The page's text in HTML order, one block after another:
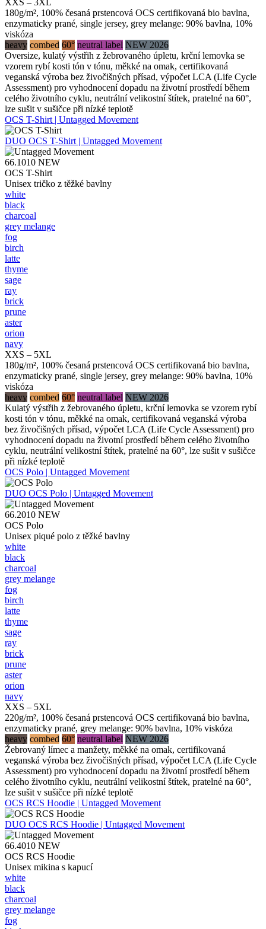
XXS – 3XL
180g/m², 100% česaná prstencová OCS certifikovaná bio bavlna,
enzymaticky prané, single jersey, grey melange: 90% bavlna, 10%
viskóza
heavy combed 60° neutral label NEW 2026
Oversize, kulatý výstřih z žebrovaného úpletu, krční lemovka se
vzorem rybí kosti tón v tónu, měkké na omak, certifikovaná
veganská výroba bez živočišných přísad, výpočet LCA (Life Cycle
Assessment) pro vyhodnocení dopadu na životní prostředí během
celého životního cyklu, neutrální velikostní štítek, pratelné na 60°,
lze sušit v sušičce při nízké teplotě
OCS T-Shirt | Untagged Movement
DUO OCS T-Shirt | Untagged Movement
66.1010 NEW
OCS T-Shirt
Unisex tričko z těžké bavlny
white
black
charcoal
grey melange
fog
birch
latte
thyme
sage
ray
brick
prune
aster
orion
navy
XXS – 5XL
180g/m², 100% česaná prstencová OCS certifikovaná bio bavlna,
enzymaticky prané, single jersey, grey melange: 90% bavlna, 10%
viskóza
heavy combed 60° neutral label NEW 2026
Kulatý výstřih z žebrovaného úpletu, krční lemovka se vzorem rybí
kosti tón v tónu, měkké na omak, certifikovaná veganská výroba
bez živočišných přísad, výpočet LCA (Life Cycle Assessment) pro
vyhodnocení dopadu na životní prostředí během celého životního
cyklu, neutrální velikostní štítek, pratelné na 60°, lze sušit v sušičce
při nízké teplotě
OCS Polo | Untagged Movement
DUO OCS Polo | Untagged Movement
66.2010 NEW
OCS Polo
Unisex piqué polo z těžké bavlny
white
black
charcoal
grey melange
fog
birch
latte
thyme
sage
ray
brick
prune
aster
orion
navy
XXS – 5XL
220g/m², 100% česaná prstencová OCS certifikovaná bio bavlna,
enzymaticky prané, grey melange: 90% bavlna, 10% viskóza
heavy combed 60° neutral label NEW 2026
Žebrovaný límec a manžety, měkké na omak, certifikovaná
veganská výroba bez živočišných přísad, výpočet LCA (Life Cycle
Assessment) pro vyhodnocení dopadu na životní prostředí během
celého životního cyklu, neutrální velikostní štítek, pratelné na 60°,
lze sušit v sušičce při nízké teplotě
OCS RCS Hoodie | Untagged Movement
DUO OCS RCS Hoodie | Untagged Movement
66.4010 NEW
OCS RCS Hoodie
Unisex mikina s kapucí
white
black
charcoal
grey melange
fog